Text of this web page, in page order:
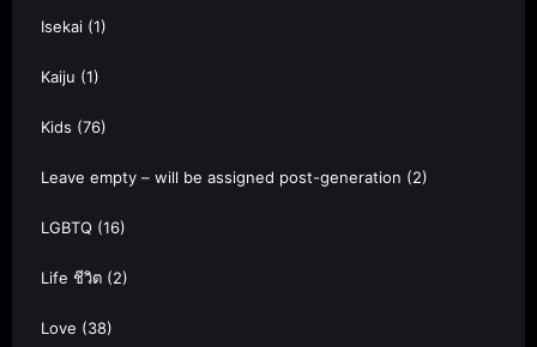
Isekai (1)
Kaiju (1)
Kids (76)
Leave empty – will be assigned post-generation (2)
LGBTQ (16)
Life ชีวิต (2)
Love (38)